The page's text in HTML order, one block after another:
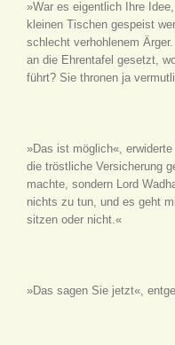
»War es eigentlich Ihre
kleinen Tischen gespeist
schlecht verhohlenem
an die Ehrentafel gesetzt,
führt? Sie thronen ja
»Das ist möglich«,
die tröstliche Versicherung
machte, sondern Lord
nichts zu tun, und es geht
sitzen oder nicht.«
»Das sagen Sie jetzt«,